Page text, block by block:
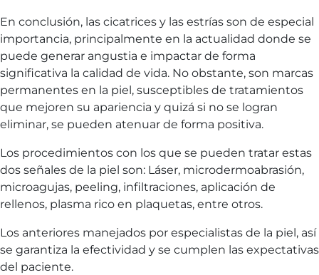
En conclusión, las cicatrices y las estrías son de especial
importancia, principalmente en la actualidad donde se
puede generar angustia e impactar de forma
significativa la calidad de vida. No obstante, son marcas
permanentes en la piel, susceptibles de tratamientos
que mejoren su apariencia y quizá si no se logran
eliminar, se pueden atenuar de forma positiva.
Los procedimientos con los que se pueden tratar estas
dos señales de la piel son: Láser, microdermoabrasión,
microagujas, peeling, infiltraciones, aplicación de
rellenos, plasma rico en plaquetas, entre otros.
Los anteriores manejados por especialistas de la piel, así
se garantiza la efectividad y se cumplen las expectativas
del paciente.